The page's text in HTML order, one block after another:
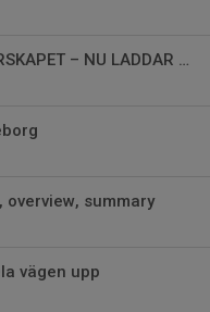
SILVER TILL FU16 I MÄSTERSKAPET – NU LADDAR VI FÖR VÅRSPRETTEN!
summary
vägen upp